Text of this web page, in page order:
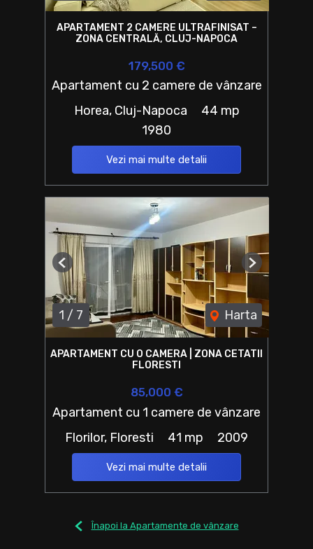
APARTAMENT 2 CAMERE ULTRAFINISAT –
ZONA CENTRALĂ, CLUJ-NAPOCA
179,500 €
Apartament cu 2 camere de vânzare
Horea, Cluj-Napoca
44 mp
1980
Vezi mai multe detalii
1 / 7 Harta
Previous Next
APARTAMENT CU O CAMERA | ZONA CETATII
FLORESTI
85,000 €
Apartament cu 1 camere de vânzare
Florilor, Floresti
41 mp 2009
Vezi mai multe detalii
Înapoi la Apartamente de vânzare